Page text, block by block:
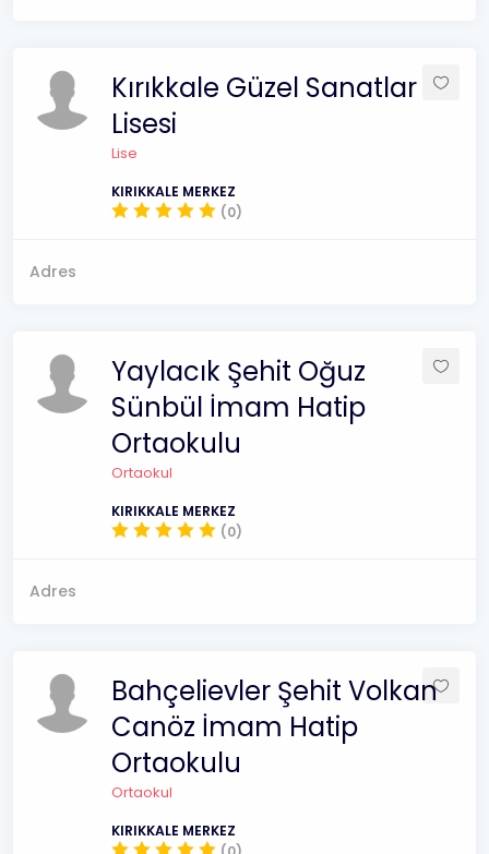
Kırıkkale Güzel Sanatlar
Lisesi
Lise
KIRIKKALE MERKEZ
(0)
Adres
Yaylacık Şehit Oğuz
Sünbül İmam Hatip
Ortaokulu
Ortaokul
KIRIKKALE MERKEZ
(0)
Adres
Bahçelievler Şehit Volkan
Canöz İmam Hatip
Ortaokulu
Ortaokul
KIRIKKALE MERKEZ